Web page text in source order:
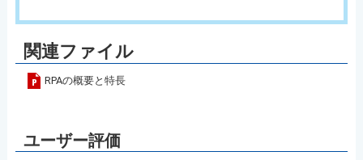
関連ファイル
RPAの概要と特長